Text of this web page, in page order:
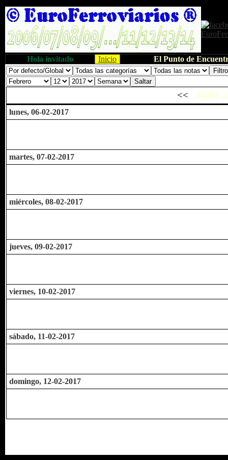
Hola invitado Inicio El Punto de
<< 06-02-
lunes, 06-02-2017
martes, 07-02-2017
miércoles, 08-02-2017
jueves, 09-02-2017
viernes, 10-02-2017
sábado, 11-02-2017
domingo, 12-02-2017